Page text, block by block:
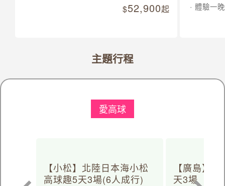
52,900起
體驗一
愛高球
主題行程
【小松】北陸日本海小松
高球趣5天3場(6人成行)
【廣島】
天3場